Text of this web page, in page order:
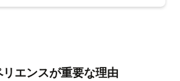
エンスが重要な理由